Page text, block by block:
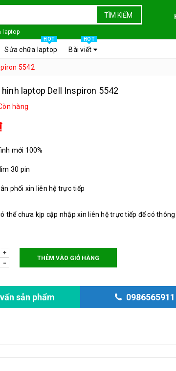
TÌM KIẾM
laptop
Sửa chữa laptop
HOT
Bài viết
HOT
5542
laptop Dell Inspiron 5542
hàng
mới 100%
30 pin
phối xin liên hệ trực tiếp
thể chưa kịp cập nhập xin liên hệ trực tiếp để có
+
- THÊM VÀO GIỎ HÀNG
sản phẩm 0986565911